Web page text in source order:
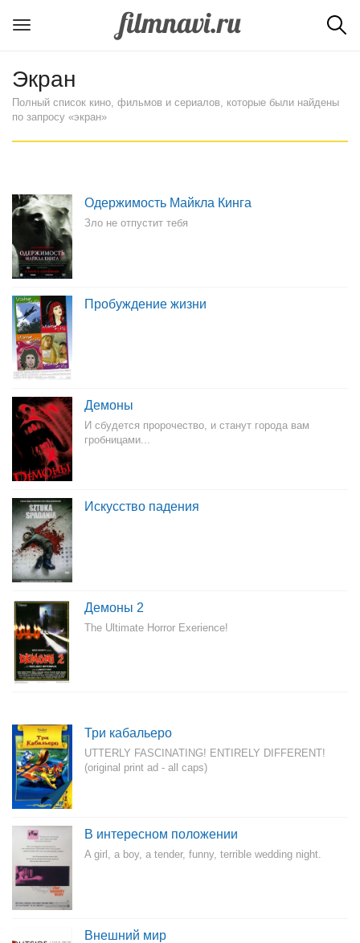
Экран
Полный список кино, фильмов и сериалов, которые были найдены
по запросу «экран»
Одержимость Майкла Кинга
Зло не отпустит тебя
Пробуждение жизни
Демоны
И сбудется пророчество, и станут города вам
гробницами...
Искусство падения
Демоны 2
The Ultimate Horror Exerience!
Три кабальеро
UTTERLY FASCINATING! ENTIRELY DIFFERENT!
(original print ad - all caps)
В интересном положении
A girl, a boy, a tender, funny, terrible wedding night.
Внешний мир